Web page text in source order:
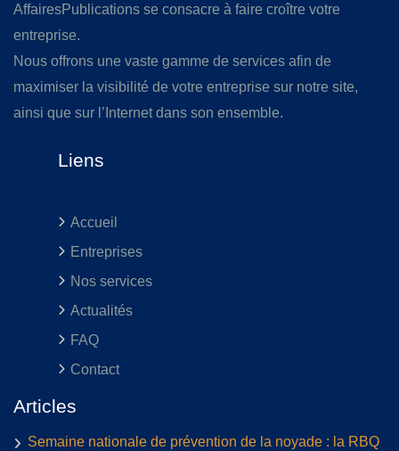
AffairesPublications se consacre à faire croître votre
entreprise.
Nous offrons une vaste gamme de services afin de
maximiser la visibilité de votre entreprise sur notre site,
ainsi que sur l’Internet dans son ensemble.
Liens
Accueil
Entreprises
Nos services
Actualités
FAQ
Contact
Articles
Semaine nationale de prévention de la noyade : la RBQ